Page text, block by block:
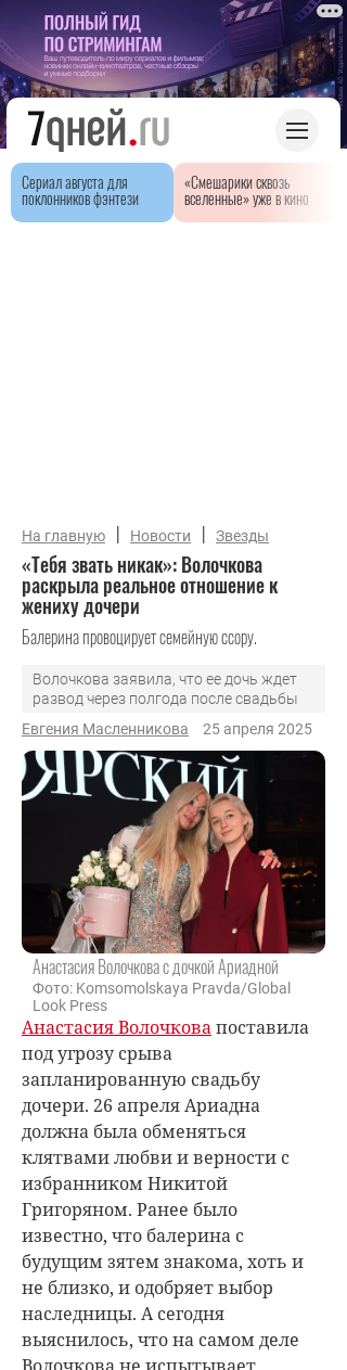
Сериал августа для
поклонников фэнтези
«Смешарики сквозь
вселенные» уже в кино
На главную | Новости | Звезды
«Тебя звать никак»: Волочкова
раскрыла реальное отношение к
жениху дочери
Балерина провоцирует семейную ссору.
Волочкова заявила, что ее дочь ждет
развод через полгода после свадьбы
Евгения Масленникова
25 апреля 2025
Анастасия Волочкова с дочкой Ариадной
Фото: Komsomolskaya Pravda/Global
Look Press
Анастасия Волочковапоставила
под угрозу срыва
запланированную свадьбу
дочери. 26 апреля Ариадна
должна была обменяться
клятвами любви и верности с
избранником Никитой
Григоряном. Ранее было
известно, что балерина с
будущим зятем знакома, хоть и
не близко, и одобряет выбор
наследницы. А сегодня
выяснилось, что на самом деле